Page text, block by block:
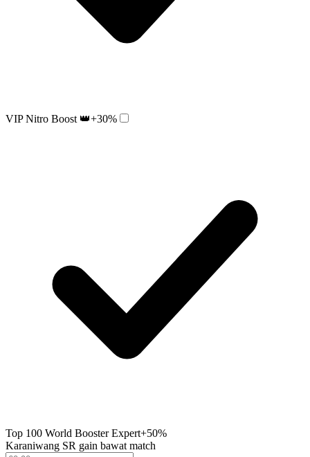
VIP Nitro Boost 👑+30%
Top 100 World Booster Expert+50%
Karaniwang SR gain bawat match